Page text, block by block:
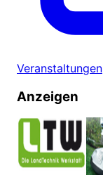
Veranstaltungen
Anzeigen